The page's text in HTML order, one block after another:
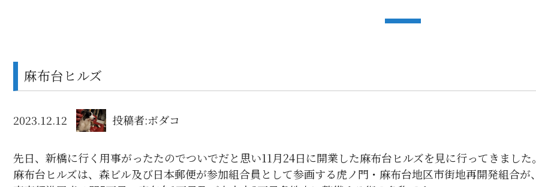
麻布台ヒルズ
2023.12.12 投稿者:ボダコ
先日、新橋に行く用事がったたのでついでだと思い11月24日に開業した麻布台ヒルズを見に行ってきました。
麻布台ヒルズは、森ビル及び日本郵便が参加組合員として参画する虎ノ門・麻布台地区市街地再開発組合が、